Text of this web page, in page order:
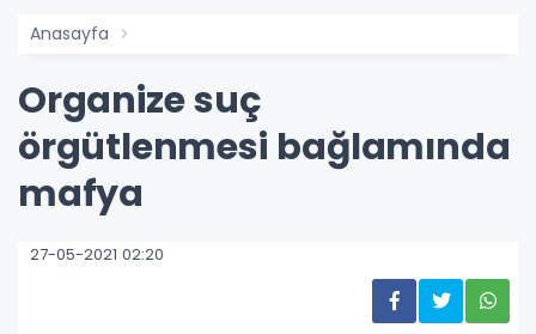
Anasayfa
Organize suç
örgütlenmesi bağlamında
mafya
27-05-2021 02:20